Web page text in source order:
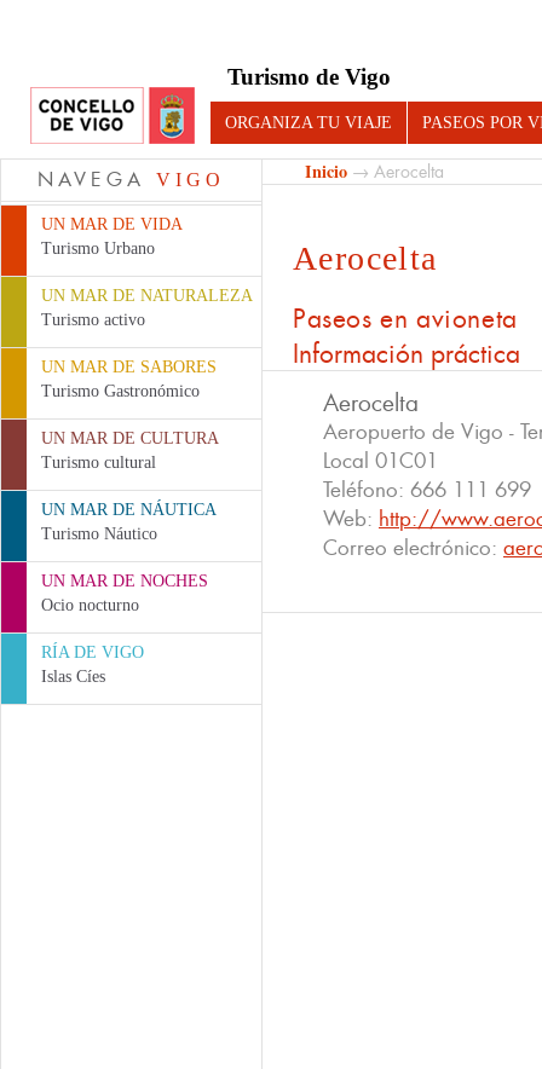
Turismo de Vigo
ORGANIZA TU VIAJE PASEOS POR
NAVEGA VIGO
UN MAR DE VIDA
Turismo Urbano
UN MAR DE NATURALEZA
Turismo activo
UN MAR DE SABORES
Turismo Gastronómico
UN MAR DE CULTURA
Turismo cultural
UN MAR DE NÁUTICA
Turismo Náutico
UN MAR DE NOCHES
Ocio nocturno
RÍA DE VIGO
Islas Cíes
Inicio → Aerocelta
Aerocelta
Paseos en avioneta
Información práctica
Aerocelta
Aeropuerto de Vigo -
Local 01C01
Teléfono: 666 111 699
Web: http://
Correo electrónico: